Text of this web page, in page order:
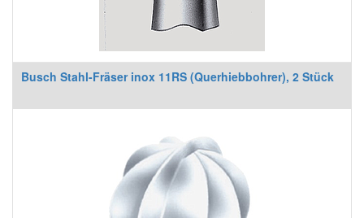
Busch Stahl-Fräser inox 11RS (Querhiebbohrer), 2 Stück